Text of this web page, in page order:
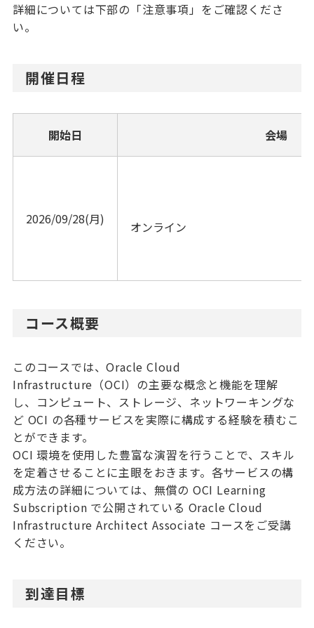
詳細については下部の「注意事項」をご確認くださ
い。
開催日程
開始日 会場
2026/09/28(月)
コース概要
このコースでは、Oracle Cloud
Infrastructure（OCI）の主要な概念と機能を理解
し、コンピュート、ストレージ、ネットワーキングな
ど OCI の各種サービスを実際に構成する経験を積むこ
とができます。
OCI 環境を使用した豊富な演習を行うことで、スキル
を定着させることに主眼をおきます。各サービスの構
成方法の詳細については、無償の OCI Learning
Subscription で公開されている Oracle Cloud
Infrastructure Architect Associate コースをご受講
ください。
到達目標